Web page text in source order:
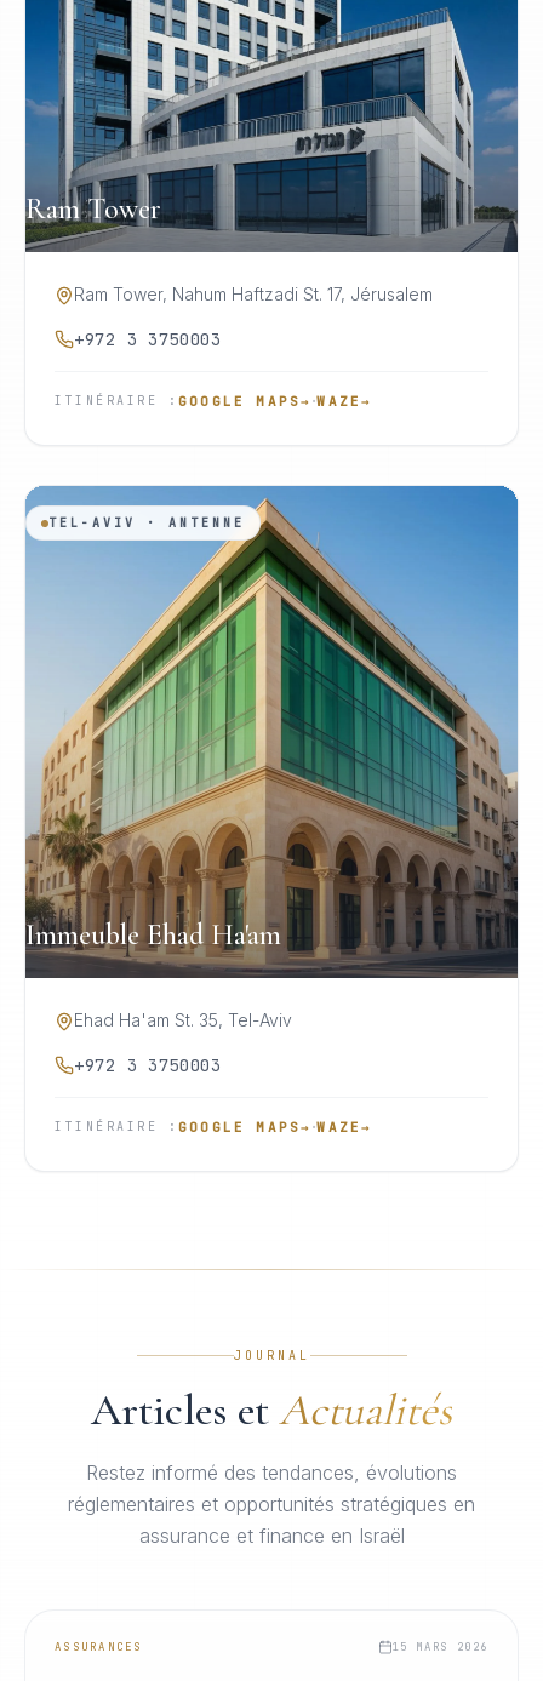
Ram Tower
Ram Tower, Nahum Haftzadi St. 17, Jérusalem
+972 3 3750003
ITINÉRAIRE : GOOGLE MAPS→ ·WAZE→
TEL-AVIV · ANTENNE
Immeuble Ehad Ha'am
Ehad Ha'am St. 35, Tel-Aviv
+972 3 3750003
ITINÉRAIRE : GOOGLE MAPS→ ·WAZE→
JOURNAL
Articles etActualités
Restez informé des tendances, évolutions
réglementaires et opportunités stratégiques en
assurance et finance en Israël
ASSURANCES 15 MARS 2026